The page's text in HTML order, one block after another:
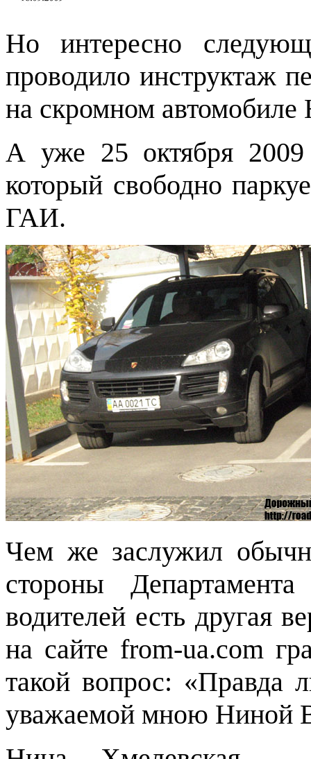
Но интересно
проводило инструктаж
на скромном автомобиле
А уже 25 октября
который свободно
ГАИ.
Чем же заслужил
стороны
водителей есть другая
на сайте from-ua.com
такой вопрос: «Правда
уважаемой мною Ниной